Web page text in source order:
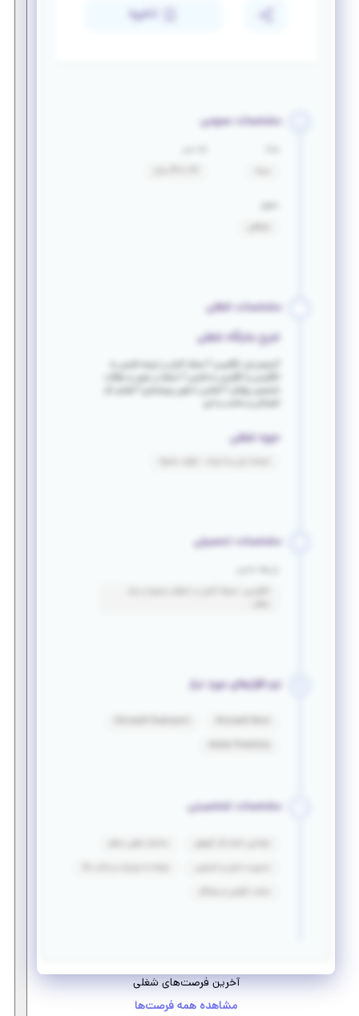
ذخیره
مشخصات عمومی
مشخصات شغلی
شرح جایگاه شغلی
حوزه شغلی
مشخصات تحصیلی
نرم افزارهای مورد نیاز
مشخصات شخصیتی
آخرین فرصت‌های شغلی
مشاهده همه فرصت‌ها